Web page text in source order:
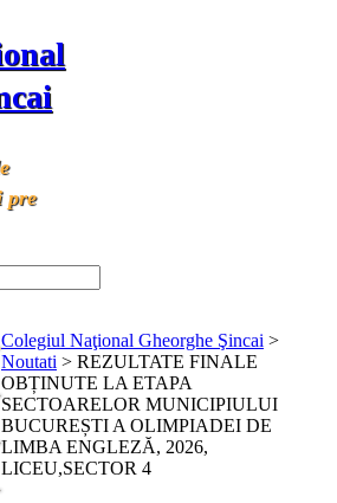
pre
Colegiul Naţional Gheorghe Şincai >
Noutati > REZULTATE FINALE
OBȚINUTE LA ETAPA
SECTOARELOR MUNICIPIULUI
BUCUREȘTI A OLIMPIADEI DE
LIMBA ENGLEZĂ, 2026,
LICEU,SECTOR 4